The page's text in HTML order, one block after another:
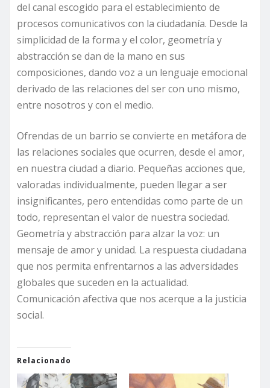
del canal escogido para el establecimiento de
procesos comunicativos con la ciudadanía. Desde la
simplicidad de la forma y el color, geometría y
abstracción se dan de la mano en sus
composiciones, dando voz a un lenguaje emocional
derivado de las relaciones del ser con uno mismo,
entre nosotros y con el medio.
Ofrendas de un barrio se convierte en metáfora de
las relaciones sociales que ocurren, desde el amor,
en nuestra ciudad a diario. Pequeñas acciones que,
valoradas individualmente, pueden llegar a ser
insignificantes, pero entendidas como parte de un
todo, representan el valor de nuestra sociedad.
Geometría y abstracción para alzar la voz: un
mensaje de amor y unidad. La respuesta ciudadana
que nos permita enfrentarnos a las adversidades
globales que suceden en la actualidad.
Comunicación afectiva que nos acerque a la justicia
social.
Relacionado